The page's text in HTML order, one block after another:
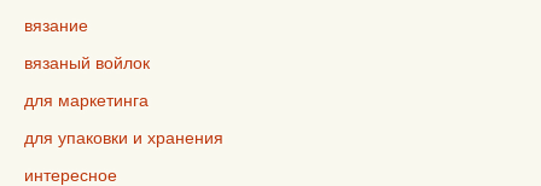
вязание
вязаный войлок
для маркетинга
для упаковки и хранения
интересное